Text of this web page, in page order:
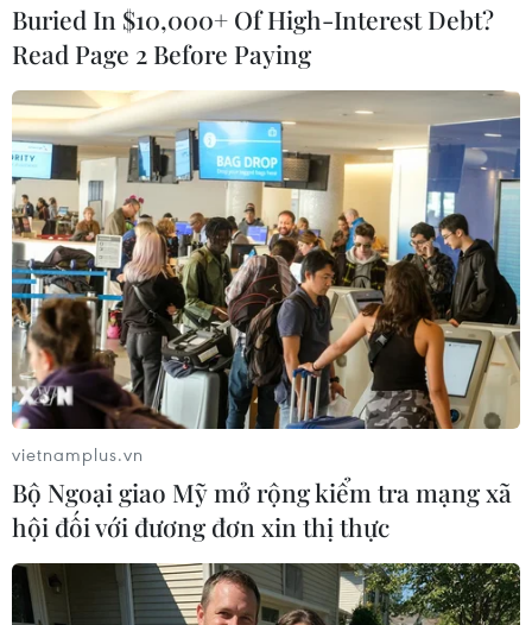
#COVID-19 #Tử vong #Xử phạt
#Vi phạm
#Giãn cách xã hội
#Giữ khoảng cách Hà Lan
Nước thải từ máy bay có
thể giúp phát hiện sớm
nguy cơ đại dịch
Italy và Hy Lạp trở thành
điểm nóng của virus Tây
sông Nile
Buried In $10,000+ Of High-Interest Debt?
Read Page 2 Before Paying
vietnamplus.vn
Bộ Ngoại giao Mỹ mở rộng kiểm tra mạng xã
hội đối với đương đơn xin thị thực